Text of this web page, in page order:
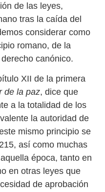
de las leyes,
tras la caída del
considerar como
romano, de la
canónico.
XII de la primera
de la paz, dice que
a la totalidad de los
la autoridad de
mismo principio se
así como muchas
época, tanto en
en otras leyes que
de aprobación